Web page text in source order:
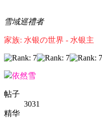
雪域巡禮者
家族: 水银の世界 - 水银主
依然雪
帖子
3031
精华